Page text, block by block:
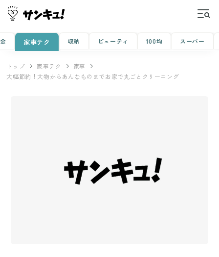
家事テク 収納 ビューティ 100均 スーパー
トップ 家事テク
家事
大幅節約！大物からあんなものまでお家で丸ごとクリーニング